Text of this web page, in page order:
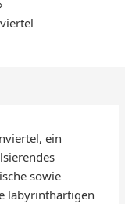
ein
sowie
labyrinthartigen